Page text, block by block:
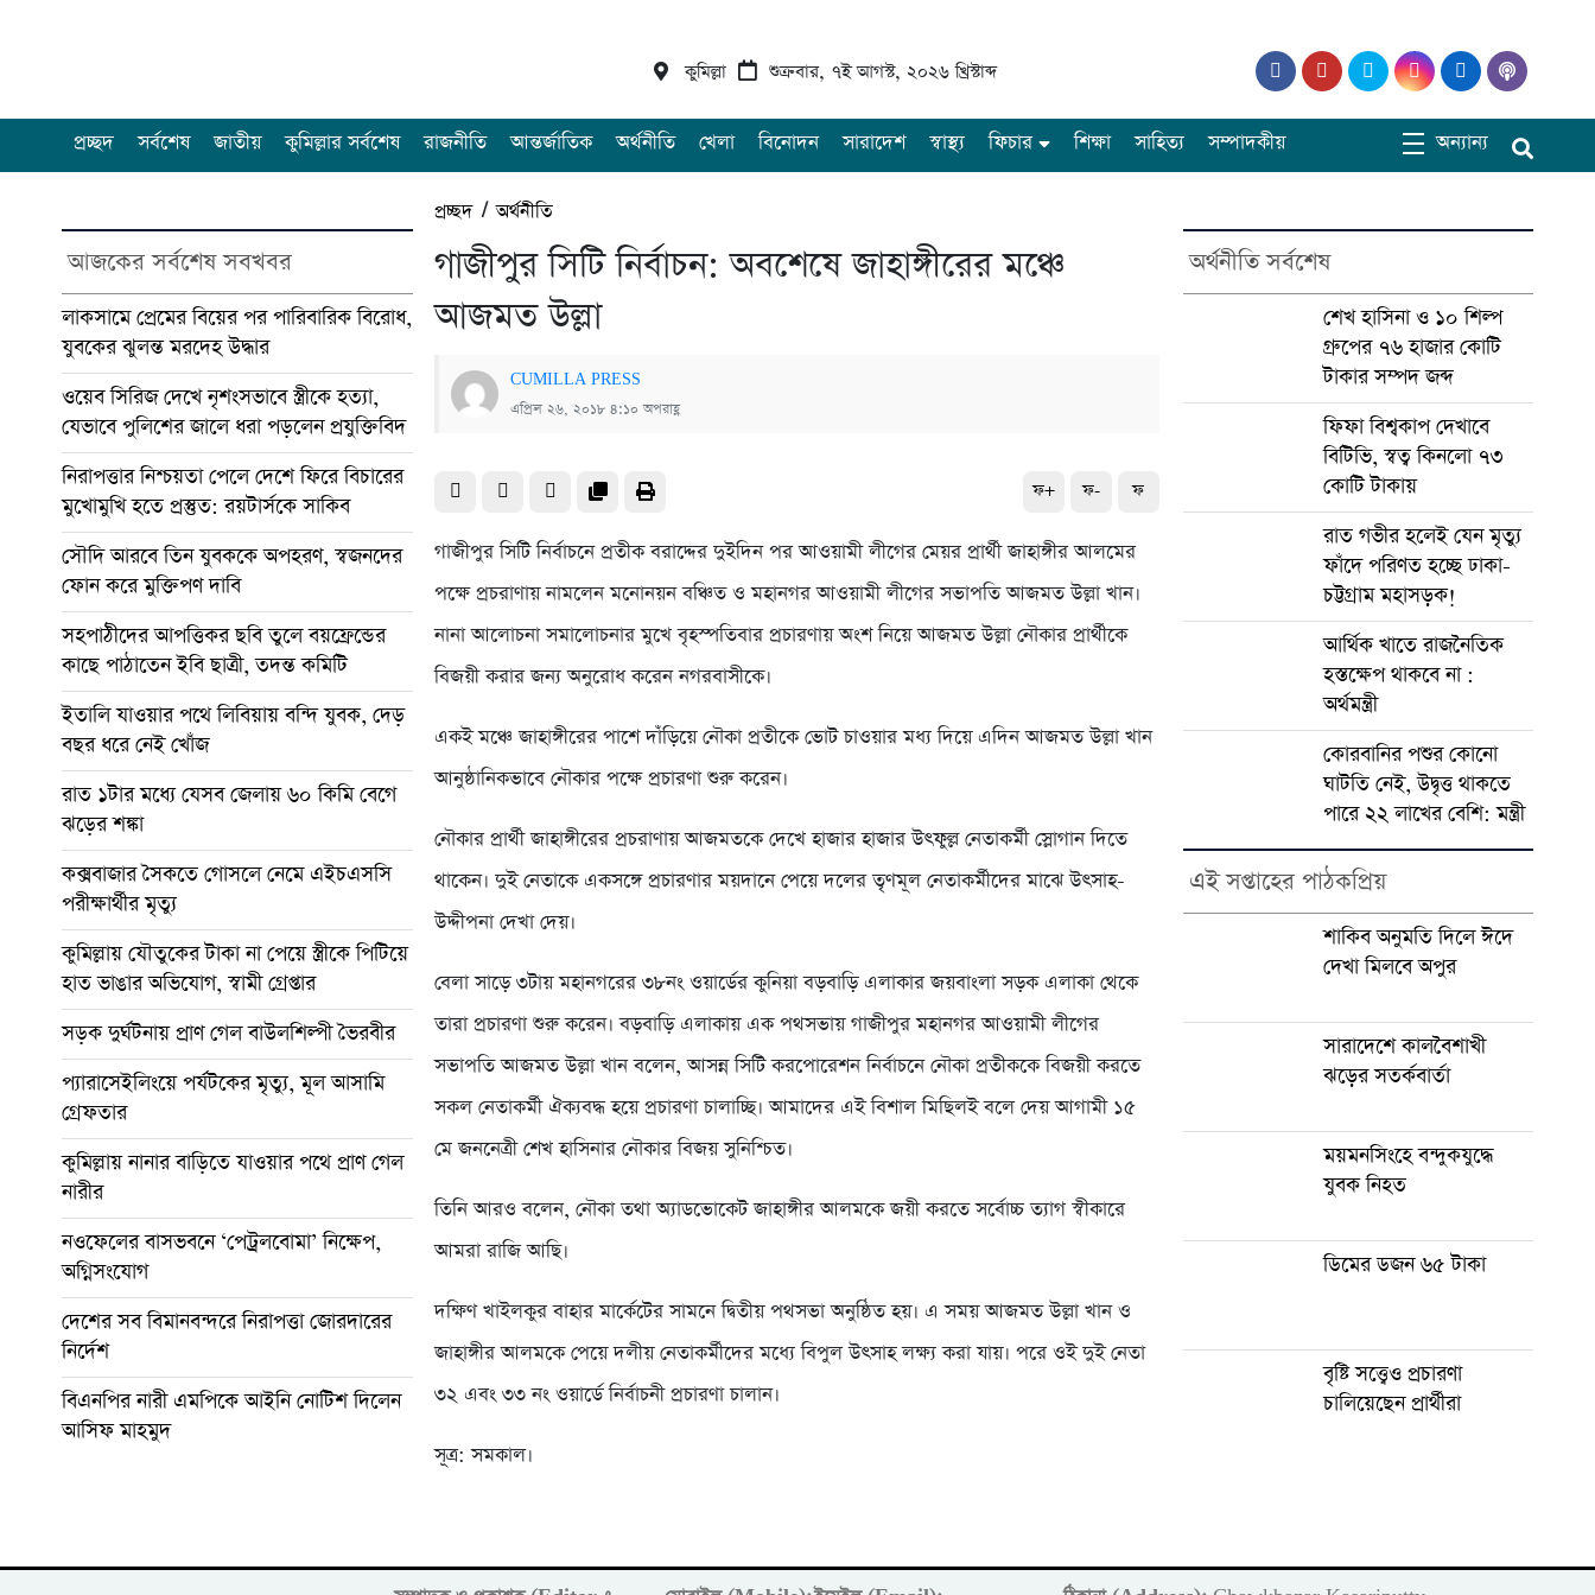
কুমিল্লা শুক্রবার, ৭ই আগস্ট, ২০২৬ খ্রিস্টাব্দ
প্রচ্ছদ সর্বশেষ জাতীয় কুমিল্লার সর্বশেষ রাজনীতি আন্তর্জাতিক অর্থনীতি খেলা বিনোদন সারাদেশ স্বাস্থ্য ফিচার শিক্ষা সাহিত্য সম্পাদকীয় অন্যান্য
আজকের সর্বশেষ সবখবর
লাকসামে প্রেমের বিয়ের পর পারিবারিক বিরোধ,
যুবকের ঝুলন্ত মরদেহ উদ্ধার
ওয়েব সিরিজ দেখে নৃশংসভাবে স্ত্রীকে হত্যা,
যেভাবে পুলিশের জালে ধরা পড়লেন প্রযুক্তিবিদ
নিরাপত্তার নিশ্চয়তা পেলে দেশে ফিরে বিচারের
মুখোমুখি হতে প্রস্তুত: রয়টার্সকে সাকিব
সৌদি আরবে তিন যুবককে অপহরণ, স্বজনদের
ফোন করে মুক্তিপণ দাবি
সহপাঠীদের আপত্তিকর ছবি তুলে বয়ফ্রেন্ডের
কাছে পাঠাতেন ইবি ছাত্রী, তদন্ত কমিটি
ইতালি যাওয়ার পথে লিবিয়ায় বন্দি যুবক, দেড়
বছর ধরে নেই খোঁজ
রাত ১টার মধ্যে যেসব জেলায় ৬০ কিমি বেগে
ঝড়ের শঙ্কা
কক্সবাজার সৈকতে গোসলে নেমে এইচএসসি
পরীক্ষার্থীর মৃত্যু
কুমিল্লায় যৌতুকের টাকা না পেয়ে স্ত্রীকে পিটিয়ে
হাত ভাঙার অভিযোগ, স্বামী গ্রেপ্তার
সড়ক দুর্ঘটনায় প্রাণ গেল বাউলশিল্পী ভৈরবীর
প্যারাসেইলিংয়ে পর্যটকের মৃত্যু, মূল আসামি
গ্রেফতার
কুমিল্লায় নানার বাড়িতে যাওয়ার পথে প্রাণ গেল
নারীর
নওফেলের বাসভবনে ‘পেট্রলবোমা’ নিক্ষেপ,
অগ্নিসংযোগ
দেশের সব বিমানবন্দরে নিরাপত্তা জোরদারের
নির্দেশ
বিএনপির নারী এমপিকে আইনি নোটিশ দিলেন
আসিফ মাহমুদ
প্রচ্ছদ/অর্থনীতি
গাজীপুর সিটি নির্বাচন: অবশেষে জাহাঙ্গীরের মঞ্চে
আজমত উল্লা
CUMILLA PRESS
এপ্রিল ২৬, ২০১৮ ৪:১০ অপরাহ্ণ
ফ+ ফ- ফ
গাজীপুর সিটি নির্বাচনে প্রতীক বরাদ্দের দুইদিন পর আওয়ামী লীগের মেয়র প্রার্থী জাহাঙ্গীর আলমের
পক্ষে প্রচরাণায় নামলেন মনোনয়ন বঞ্চিত ও মহানগর আওয়ামী লীগের সভাপতি আজমত উল্লা খান।
নানা আলোচনা সমালোচনার মুখে বৃহস্পতিবার প্রচারণায় অংশ নিয়ে আজমত উল্লা নৌকার প্রার্থীকে
বিজয়ী করার জন্য অনুরোধ করেন নগরবাসীকে।
একই মঞ্চে জাহাঙ্গীরের পাশে দাঁড়িয়ে নৌকা প্রতীকে ভোট চাওয়ার মধ্য দিয়ে এদিন আজমত উল্লা খান
আনুষ্ঠানিকভাবে নৌকার পক্ষে প্রচারণা শুরু করেন।
নৌকার প্রার্থী জাহাঙ্গীরের প্রচরাণায় আজমতকে দেখে হাজার হাজার উৎফুল্ল নেতাকর্মী স্লোগান দিতে
থাকেন। দুই নেতাকে একসঙ্গে প্রচারণার ময়দানে পেয়ে দলের তৃণমূল নেতাকর্মীদের মাঝে উৎসাহ-
উদ্দীপনা দেখা দেয়।
বেলা সাড়ে ৩টায় মহানগরের ৩৮নং ওয়ার্ডের কুনিয়া বড়বাড়ি এলাকার জয়বাংলা সড়ক এলাকা থেকে
তারা প্রচারণা শুরু করেন। বড়বাড়ি এলাকায় এক পথসভায় গাজীপুর মহানগর আওয়ামী লীগের
সভাপতি আজমত উল্লা খান বলেন, আসন্ন সিটি করপোরেশন নির্বাচনে নৌকা প্রতীককে বিজয়ী করতে
সকল নেতাকর্মী ঐক্যবদ্ধ হয়ে প্রচারণা চালাচ্ছি। আমাদের এই বিশাল মিছিলই বলে দেয় আগামী ১৫
মে জননেত্রী শেখ হাসিনার নৌকার বিজয় সুনিশ্চিত।
তিনি আরও বলেন, নৌকা তথা অ্যাডভোকেট জাহাঙ্গীর আলমকে জয়ী করতে সর্বোচ্চ ত্যাগ স্বীকারে
আমরা রাজি আছি।
দক্ষিণ খাইলকুর বাহার মার্কেটের সামনে দ্বিতীয় পথসভা অনুষ্ঠিত হয়। এ সময় আজমত উল্লা খান ও
জাহাঙ্গীর আলমকে পেয়ে দলীয় নেতাকর্মীদের মধ্যে বিপুল উৎসাহ লক্ষ্য করা যায়। পরে ওই দুই নেতা
৩২ এবং ৩৩ নং ওয়ার্ডে নির্বাচনী প্রচারণা চালান।
সূত্র: সমকাল।
অর্থনীতি সর্বশেষ
শেখ হাসিনা ও ১০ শিল্প
গ্রুপের ৭৬ হাজার কোটি
টাকার সম্পদ জব্দ
ফিফা বিশ্বকাপ দেখাবে
বিটিভি, স্বত্ব কিনলো ৭৩
কোটি টাকায়
রাত গভীর হলেই যেন মৃত্যু
ফাঁদে পরিণত হচ্ছে ঢাকা-
চট্টগ্রাম মহাসড়ক!
আর্থিক খাতে রাজনৈতিক
হস্তক্ষেপ থাকবে না :
অর্থমন্ত্রী
কোরবানির পশুর কোনো
ঘাটতি নেই, উদ্বৃত্ত থাকতে
পারে ২২ লাখের বেশি: মন্ত্রী
এই সপ্তাহের পাঠকপ্রিয়
শাকিব অনুমতি দিলে ঈদে
দেখা মিলবে অপুর
সারাদেশে কালবৈশাখী
ঝড়ের সতর্কবার্তা
ময়মনসিংহে বন্দুকযুদ্ধে
যুবক নিহত
ডিমের ডজন ৬৫ টাকা
বৃষ্টি সত্ত্বেও প্রচারণা
চালিয়েছেন প্রার্থীরা